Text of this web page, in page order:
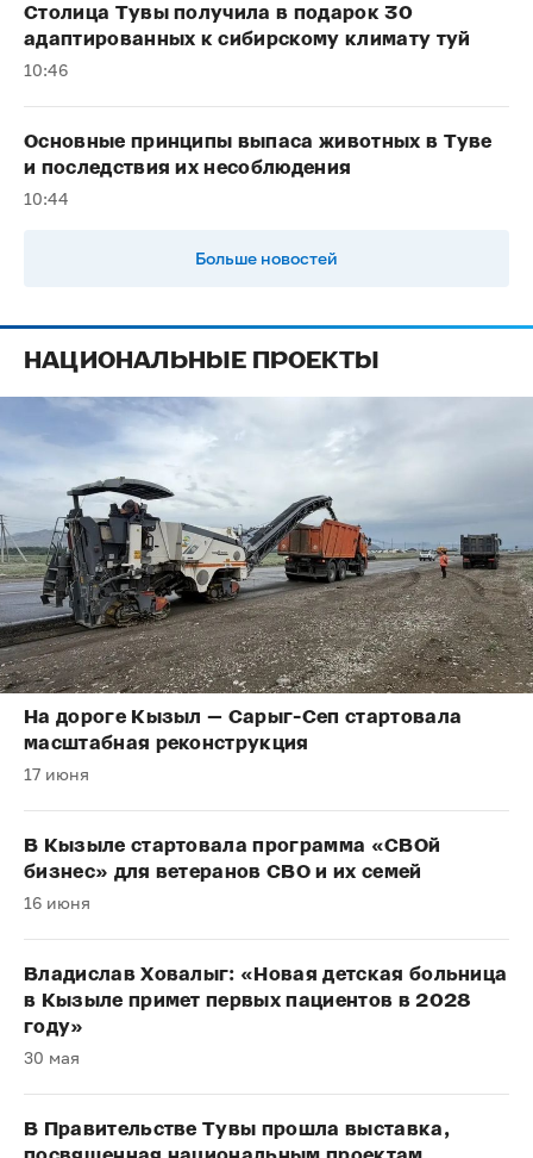
Столица Тувы получила в подарок 30
адаптированных к сибирскому климату туй
10:46
Основные принципы выпаса животных в Туве
и последствия их несоблюдения
10:44
Больше новостей
НАЦИОНАЛЬНЫЕ ПРОЕКТЫ
На дороге Кызыл — Сарыг-Сеп стартовала
масштабная реконструкция
17 июня
В Кызыле стартовала программа «СВОй
бизнес» для ветеранов СВО и их семей
16 июня
Владислав Ховалыг: «Новая детская больница
в Кызыле примет первых пациентов в 2028
году»
30 мая
В Правительстве Тувы прошла выставка,